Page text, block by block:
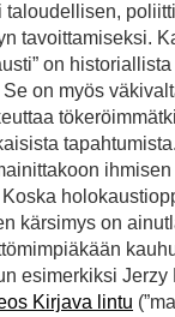
taloudellisen,
tavoittamiseksi.
on
on myös
kärsimys on
esimerkiksi Jerzy
Kirjava lintu